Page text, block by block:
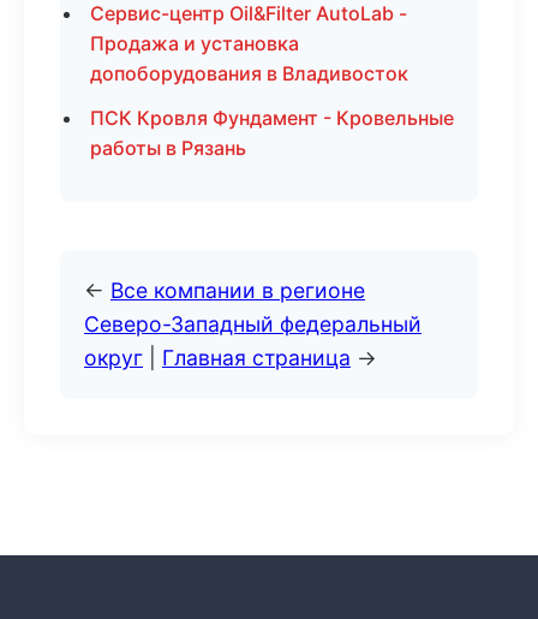
Сервис-центр Oil&Filter AutoLab -
Продажа и установка
допоборудования в Владивосток
ПСК Кровля Фундамент - Кровельные
работы в Рязань
← Все компании в регионе
Северо-Западный федеральный
округ
Главная страница →